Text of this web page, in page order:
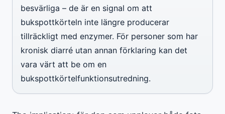
besvärliga – de är en signal om att
bukspottkörteln inte längre producerar
tillräckligt med enzymer. För personer som har
kronisk diarré utan annan förklaring kan det
vara värt att be om en
bukspottkörtelfunktionsutredning.